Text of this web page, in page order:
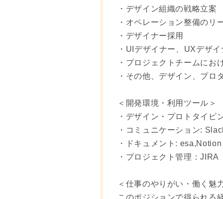
・デザイン組織の戦略立案
・オペレーション整備のリ
・デザイナー採用
・UIデザイナー、UXデザ
・プロジェクトチームにお
・その他、デザイン、プロ
＜開発環境・利用ツール＞
・デザイン・プロトタイピ
・コミュニケーション:
・ドキュメント: esa,Notion
・プロジェクト管理：JIRA
＜仕事のやりがい・働く魅
このポジションで得られる